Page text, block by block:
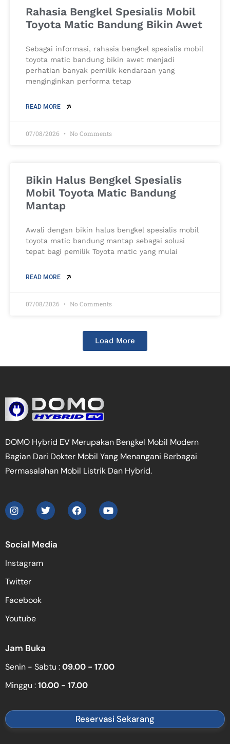
Rahasia Bengkel Spesialis Mobil
Toyota Matic Bandung Bikin Awet
Sebagai informasi, rahasia bengkel spesialis mobil
toyota matic bandung bikin awet menjadi
perhatian banyak pemilik kendaraan yang
menginginkan performa tetap
READ MORE
07/08/2026 No Comments
Bikin Halus Bengkel Spesialis
Mobil Toyota Matic Bandung
Mantap
Awali dengan bikin halus bengkel spesialis mobil
toyota matic bandung mantap sebagai solusi
tepat bagi pemilik Toyota matic yang mulai
READ MORE
07/08/2026 No Comments
Load More
DOMO Hybrid EV Merupakan Bengkel Mobil Modern
Bagian Dari Dokter Mobil Yang Menangani Berbagai
Permasalahan Mobil Listrik Dan Hybrid.
Social Media
Instagram
Twitter
Facebook
Youtube
Jam Buka
Senin - Sabtu :09.00 - 17.00
Minggu :10.00 - 17.00
Reservasi Sekarang